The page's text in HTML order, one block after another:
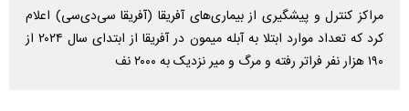
مراکز کنترل و پیشگیری از بیماری‌های آفریقا (آفریقا سی‌دی‌سی) اعلام
کرد که تعداد موارد ابتلا به آبله میمون در آفریقا از ابتدای سال ۲۰۲۴ از
۱۹۰ هزار نفر فراتر رفته و مرگ و میر نزدیک به ۲۰۰۰ نف